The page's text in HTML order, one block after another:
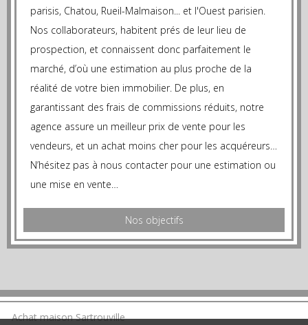
parisis, Chatou, Rueil-Malmaison... et l'Ouest parisien.
Nos collaborateurs, habitent prés de leur lieu de
prospection, et connaissent donc parfaitement le
marché, d’où une estimation au plus proche de la
réalité de votre bien immobilier. De plus, en
garantissant des frais de commissions réduits, notre
agence assure un meilleur prix de vente pour les
vendeurs, et un achat moins cher pour les acquéreurs…
N’hésitez pas à nous contacter pour une estimation ou
une mise en vente…
Nos objectifs
Achat maison Sartrouville